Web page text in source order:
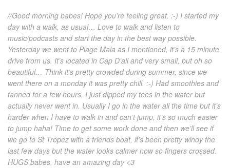
//Good morning babes! Hope you’re feeling great. :-) I started my
day with a walk, as usual… Love to walk and listen to
music/podcasts and start the day in the best way possible.
Yesterday we went to Plage Mala as I mentioned, it’s a 15 minute
drive from us. It’s located in Cap D’ail and very small, but oh so
beautiful… Think it’s pretty crowded during summer, since we
went there on a monday it was pretty chill. :-) Had smoothies and
tanned for a few hours, I just dipped my toes in the water but
actually never went in. Usually I go in the water all the time but it’s
harder when I have to walk in and can’t jump, it’s so much easier
to jump haha! Time to get some work done and then we’ll see if
we go to St Tropez with a friends boat, it’s been pretty windy the
last few days but the water looks calmer now so fingers crossed.
HUGS babes, have an amazing day <3